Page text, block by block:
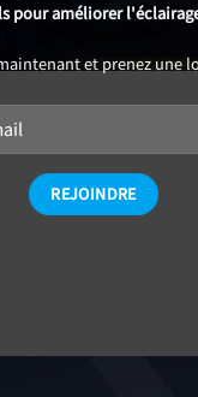
pour améliorer
et prenez une